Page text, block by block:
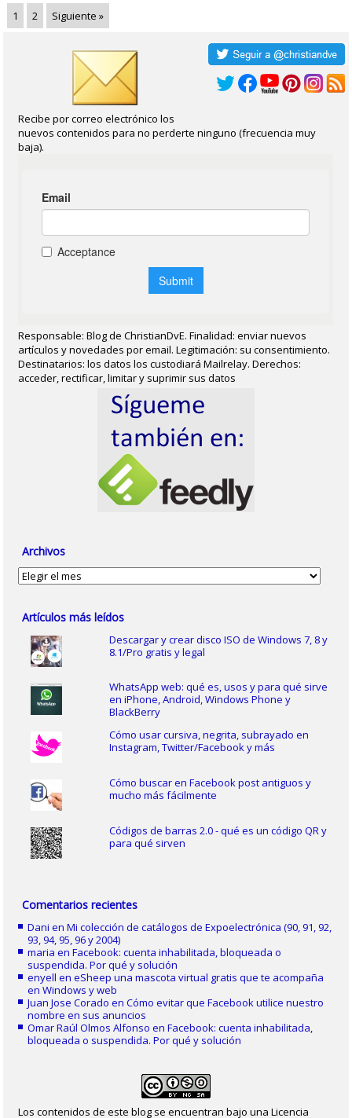
1 2 Siguiente »
Recibe por correo electrónico los
nuevos contenidos para no perderte ninguno (frecuencia muy
baja).
Responsable: Blog de ChristianDvE. Finalidad: enviar nuevos
artículos y novedades por email. Legitimación: su consentimiento.
Destinatarios: los datos los custodiará Mailrelay. Derechos:
acceder, rectificar, limitar y suprimir sus datos
Archivos
Archivos
Artículos más leídos
Descargar y crear disco ISO de Windows 7, 8 y
8.1/Pro gratis y legal
WhatsApp web: qué es, usos y para qué sirve
en iPhone, Android, Windows Phone y
BlackBerry
Cómo usar cursiva, negrita, subrayado en
Instagram, Twitter/Facebook y más
Cómo buscar en Facebook post antiguos y
mucho más fácilmente
Códigos de barras 2.0 - qué es un código QR y
para qué sirven
Comentarios recientes
Dani enMi colección de catálogos de Expoelectrónica (90, 91, 92,
93, 94, 95, 96 y 2004)
maria enFacebook: cuenta inhabilitada, bloqueada o
suspendida. Por qué y solución
enyell eneSheep una mascota virtual gratis que te acompaña
en Windows y web
Juan Jose Corado enCómo evitar que Facebook utilice nuestro
nombre en sus anuncios
Omar Raúl Olmos Alfonso enFacebook: cuenta inhabilitada,
bloqueada o suspendida. Por qué y solución
Los contenidos de este blog se encuentran bajo una Licencia